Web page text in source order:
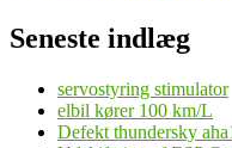
Seneste indlæg
servostyring stimulator
elbil kører 100 km/L
Defekt thundersky